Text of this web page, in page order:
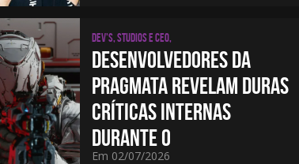
Dev's, studios e CEO,
DESENVOLVEDORES DA
PRAGMATA REVELAM DURAS
CRÍTICAS INTERNAS
DURANTE O
Em 02/07/2026